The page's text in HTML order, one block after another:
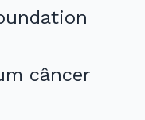
câncer